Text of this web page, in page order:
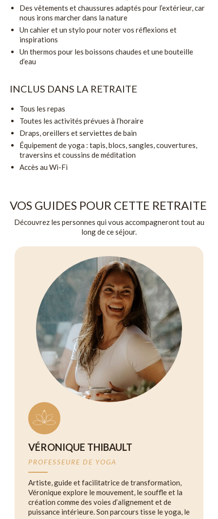
Des vêtements et chaussures adaptés pour l’extérieur, car
nous irons marcher dans la nature
Un cahier et un stylo pour noter vos réflexions et
inspirations
Un thermos pour les boissons chaudes et une bouteille
d’eau
INCLUS DANS LA RETRAITE
Tous les repas
Toutes les activités prévues à l’horaire
Draps, oreillers et serviettes de bain
Équipement de yoga : tapis, blocs, sangles, couvertures,
traversins et coussins de méditation
Accès au Wi-Fi
VOS GUIDES POUR CETTE RETRAITE
Découvrez les personnes qui vous accompagneront tout au
long de ce séjour.
VÉRONIQUE THIBAULT
PROFESSEURE DE YOGA
Artiste, guide et facilitatrice de transformation,
Véronique explore le mouvement, le souffle et la
création comme des voies d’alignement et de
puissance intérieure. Son parcours tisse le yoga, le